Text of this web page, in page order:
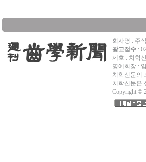
회사명 : 주
광고접수 :
제호 : 치학
명예회장 :
치학신문의
치학신문은
Copyright ©